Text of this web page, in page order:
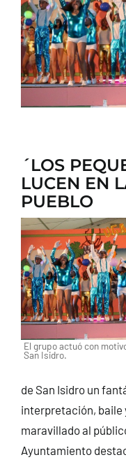
CONTACTO
´LOS
LUCEN EN
PUEBLO
El grupo actuó con
San Isidro.
de San Isidro un
interpretación, baile
maravillado al
Ayuntamiento